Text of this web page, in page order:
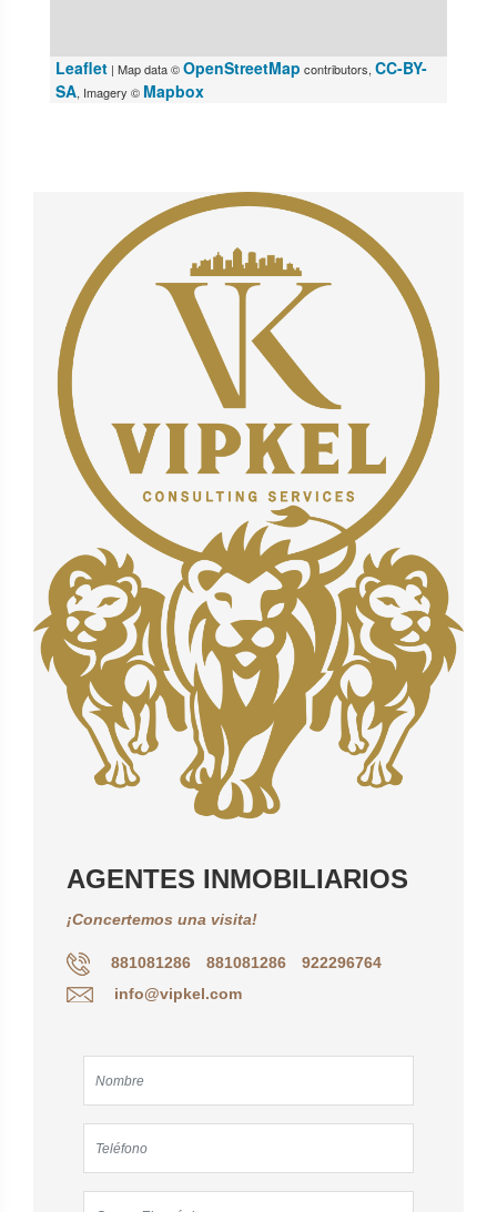
Leaflet | Map data ©OpenStreetMap contributors, CC-BY-
SA, Imagery © Mapbox
AGENTES INMOBILIARIOS
¡Concertemos una visita!
881081286 881081286
922296764
info@vipkel.com